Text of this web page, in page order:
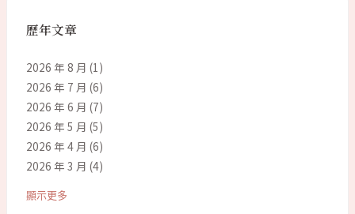
歷年文章
2026 年 8 月 (1)
2026 年 7 月 (6)
2026 年 6 月 (7)
2026 年 5 月 (5)
2026 年 4 月 (6)
2026 年 3 月 (4)
顯示更多